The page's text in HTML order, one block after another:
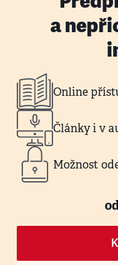
a
Online
Články i v
Možnost